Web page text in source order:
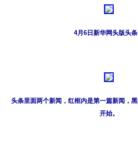
4月6日新华网头版头条
头条里面两个新闻，红框内是第一篇新闻，
开始。